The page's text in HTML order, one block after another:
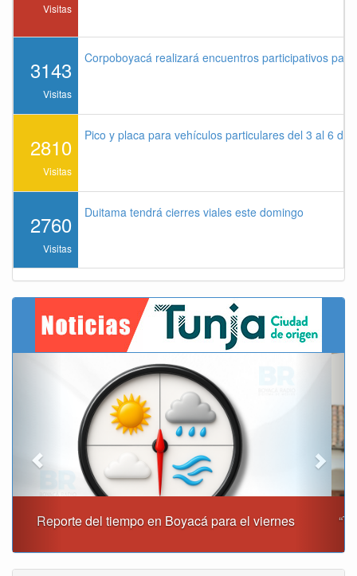
Visitas
3143
Visitas
Corpoboyacá realizará encuentros participativos
2810
Visitas
Pico y placa para vehículos particulares del 3 al 6 de
2760
Visitas
Duitama tendrá cierres viales este domingo
“Tunja nos ha dado demasiado y no podemos fallarle en